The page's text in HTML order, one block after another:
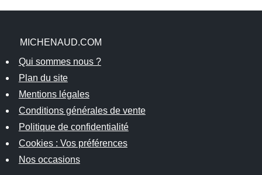
MICHENAUD.COM
Qui sommes nous ?
Plan du site
Mentions légales
Conditions générales de vente
Politique de confidentialité
Cookies : Vos préférences
Nos occasions